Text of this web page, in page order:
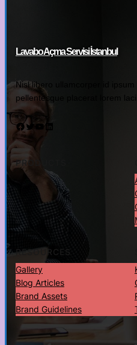
Lavabo Açma Servisi İstanbul
Nisl libero ullamcorper id
pellentesque placerat lorem
Facebook Twitter YouTube LinkedIn
PRODUCTS
RESOURCES
Gallery
Blog Articles
Brand Assets
Brand Guidelines